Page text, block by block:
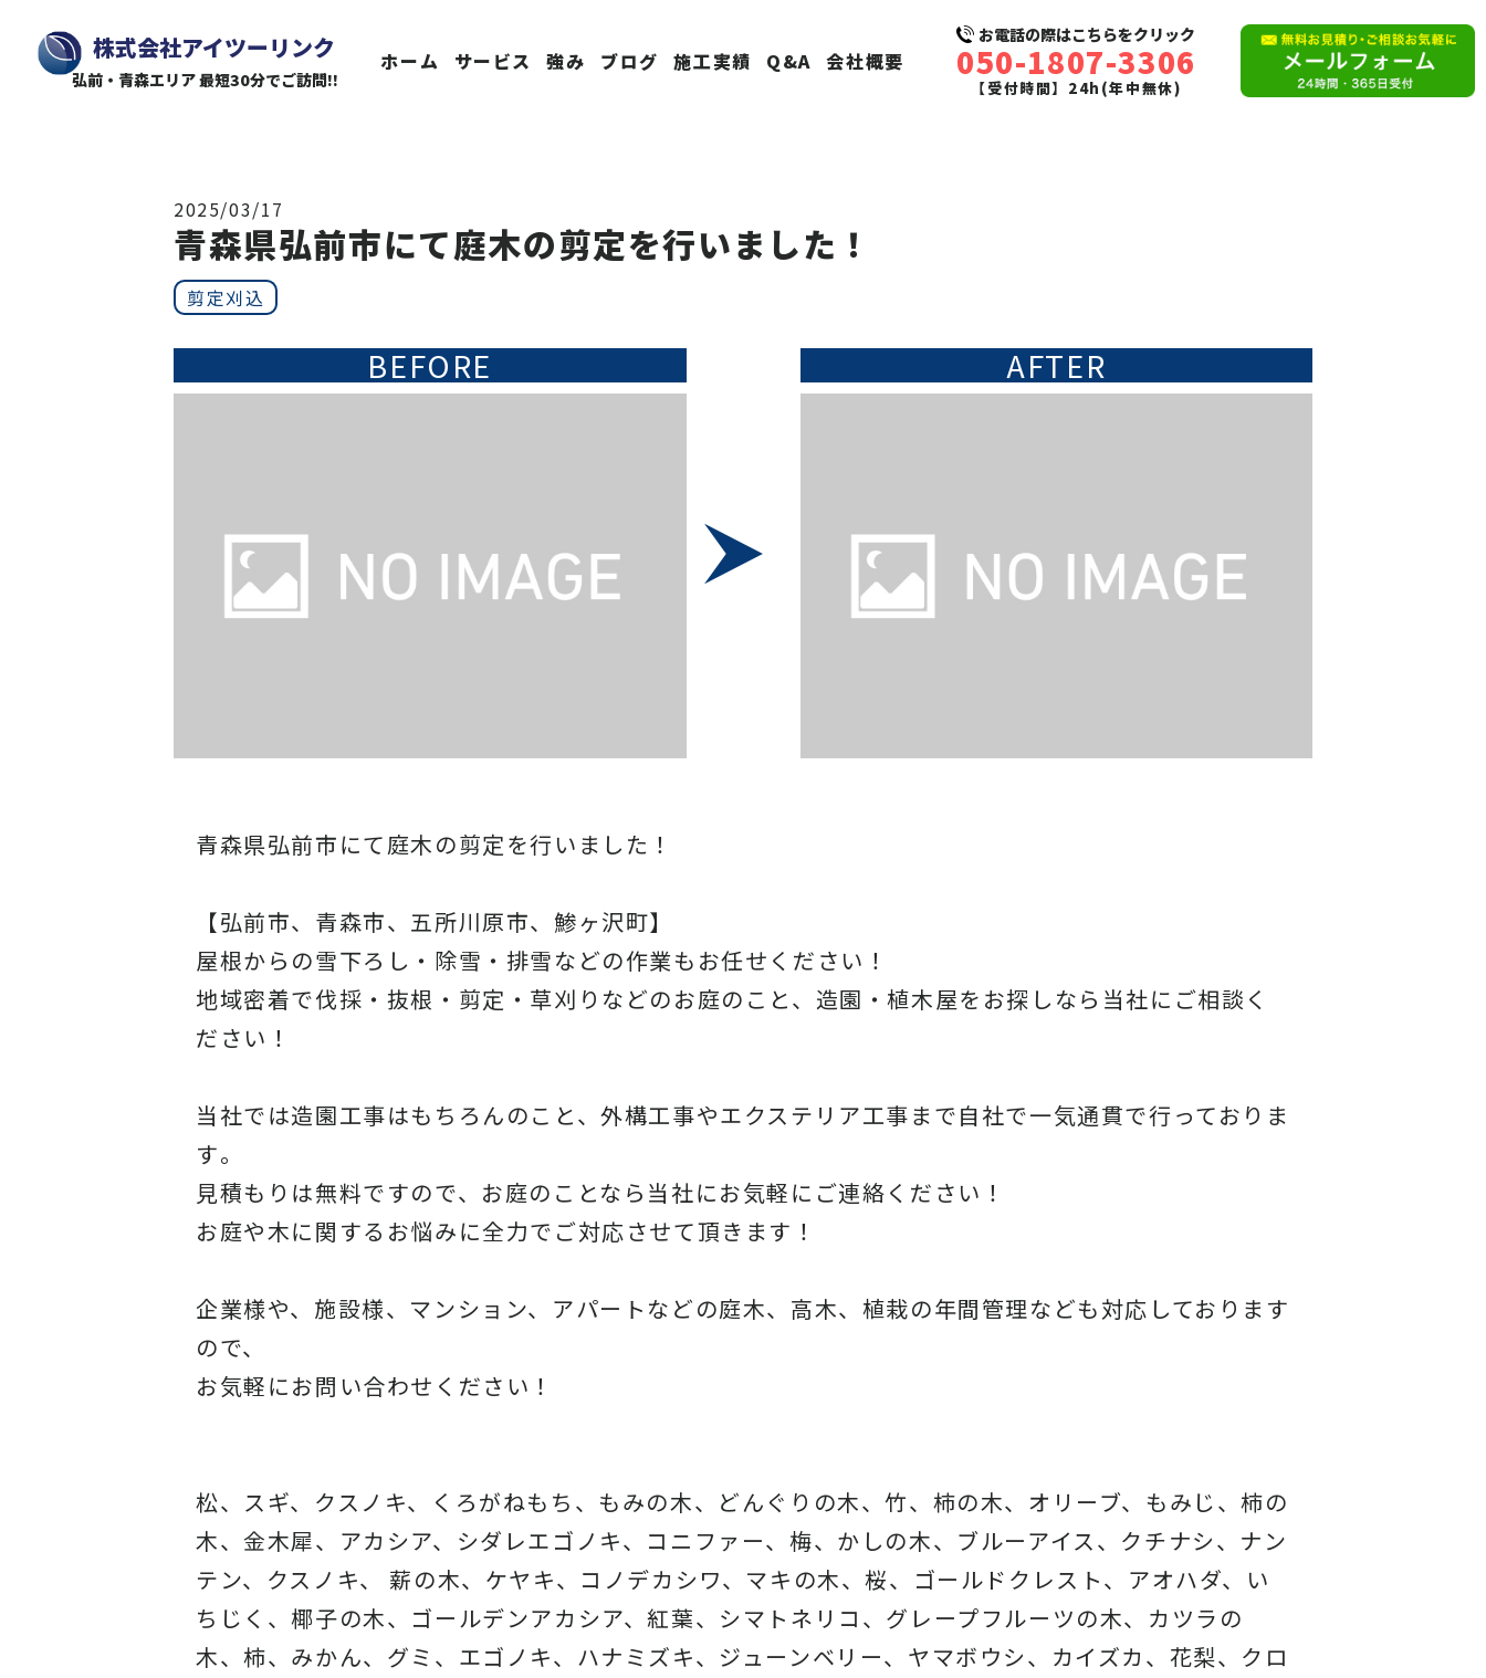
株式会社アイツーリンク
弘前・青森エリア 最短30分でご訪問!!
ホーム サービス 強み ブログ 施工実績 Q&A 会社概要
お電話の際はこちらをクリック
050-1807-3306
【受付時間】24h(年中無休)
2025/03/17
青森県弘前市にて庭木の剪定を行いました！
剪定刈込
BEFORE AFTER
青森県弘前市にて庭木の剪定を行いました！
【弘前市、青森市、五所川原市、鯵ヶ沢町】
屋根からの雪下ろし・除雪・排雪などの作業もお任せください！
地域密着で伐採・抜根・剪定・草刈りなどのお庭のこと、造園・植木屋をお探しなら当社にご相談く
ださい！
当社では造園工事はもちろんのこと、外構工事やエクステリア工事まで自社で一気通貫で行っておりま
す。
見積もりは無料ですので、 お庭のことなら当社にお気軽にご連絡ください！
お庭や木に関するお悩みに全力でご対応させて頂きます！
企業様や、施設様、マンション、アパートなどの庭木、高木、 植栽の年間管理なども対応しております
ので、
お気軽にお問い合わせください！
松、スギ、クスノキ、くろがねもち、もみの木、どんぐりの木、竹、柿の木、オリーブ、もみじ、柿の
木、金木犀、アカシア、 シダレエゴノキ、コニファー、梅、かしの木、ブルーアイス、 クチナシ、ナン
テン、クスノキ、 薪の木、ケヤキ、コノデカシワ、マキの木、桜、
ゴールドクレスト、アオハダ、い
ちじく、椰子の木、 ゴールデンアカシア、紅葉、シマトネリコ、 グレープフルーツの木、カツラの
木、柿、みかん、グミ、 エゴノキ、ハナミズキ、ジューンベリー、ヤマボウシ、カイズカ、 花梨、クロ